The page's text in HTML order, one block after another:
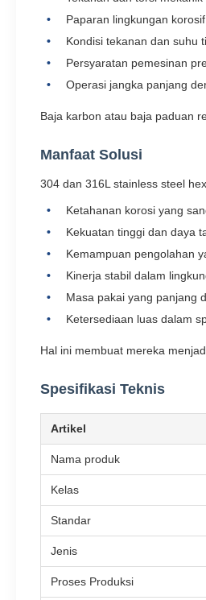
Paparan lingkungan
Kondisi tekanan dan suhu
Persyaratan pemesinan
Operasi jangka panjang
Baja karbon atau baja paduan
Manfaat Solusi
304 dan 316L stainless steel
Ketahanan korosi yang
Kekuatan tinggi dan daya
Kemampuan pengolahan
Kinerja stabil dalam
Masa pakai yang panjang
Ketersediaan luas dalam
Hal ini membuat mereka
Spesifikasi Teknis
Artikel
Nama produk
Kelas
Standar
Jenis
Proses Produksi